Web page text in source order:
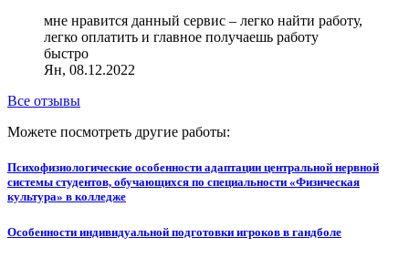
мне нравится данный сервис – легко найти работу,
легко оплатить и главное получаешь работу
быстро
Ян, 08.12.2022
Все отзывы
Можете посмотреть другие работы:
Психофизиологические особенности адаптации центральной нервной
системы студентов, обучающихся по специальности «Физическая
культура» в колледже
Особенности индивидуальной подготовки игроков в гандболе